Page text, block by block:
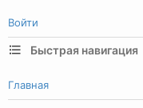
Войти
Быстрая навигация
Главная